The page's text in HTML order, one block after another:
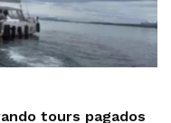
tours pagados